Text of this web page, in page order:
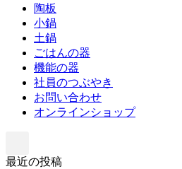
陶板
小鍋
土鍋
ごはんの器
機能の器
社員のつぶやき
お問い合わせ
オンラインショップ
最近の投稿